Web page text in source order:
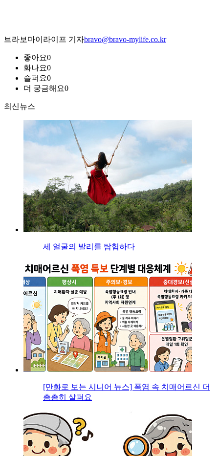
브라보마이라이프 기자bravo@bravo-mylife.co.kr
좋아요0
화나요0
슬퍼요0
더 궁금해요0
최신뉴스
세 얼굴의 발리를 탐험하다
[만화로 보는 시니어 뉴스] 폭염 속 치매어르신 더
촘촘히 살펴요